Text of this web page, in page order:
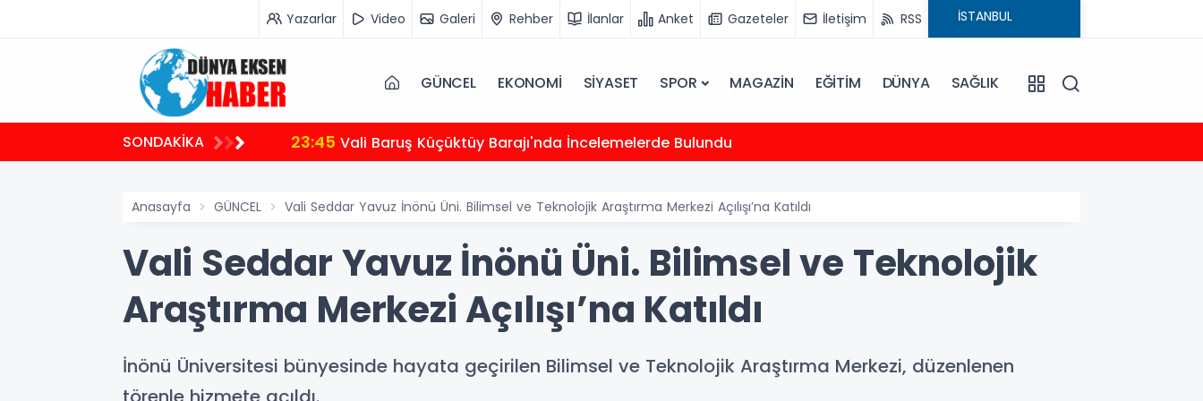
Yazarlar Video Galeri Rehber İlanlar Anket Gazeteler İletişim RSS
GÜNCEL EKONOMİ SİYASET SPOR MAGAZİN EĞİTİM DÜNYA SAĞLIK
SONDAKİKA 23:45 Vali Baruş Küçüktüy Barajı'nda İncelemelerde Bulundu
Anasayfa GÜNCEL Vali Seddar Yavuz İnönü Üni. Bilimsel ve Teknolojik Araştırma Merkezi Açılışı’na Katıldı
Vali Seddar Yavuz İnönü Üni. Bilimsel ve Teknolojik
Araştırma Merkezi Açılışı’na Katıldı
İnönü Üniversitesi bünyesinde hayata geçirilen Bilimsel ve Teknolojik Araştırma Merkezi, düzenlenen